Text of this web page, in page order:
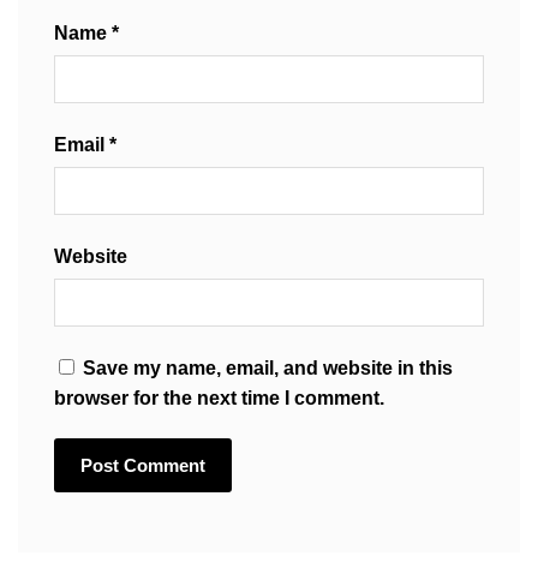
Name *
Email *
Website
Save my name, email, and website in this
browser for the next time I comment.